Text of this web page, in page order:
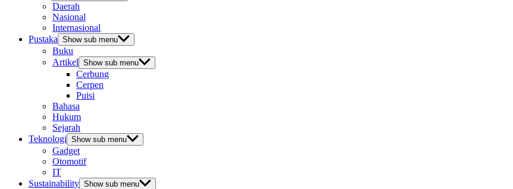
Daerah
Nasional
Internasional
Pustaka Show sub menu
Buku
Artikel Show sub menu
Cerbung
Cerpen
Puisi
Bahasa
Hukum
Sejarah
Teknologi Show sub menu
Gadget
Otomotif
IT
Sustainability Show sub menu